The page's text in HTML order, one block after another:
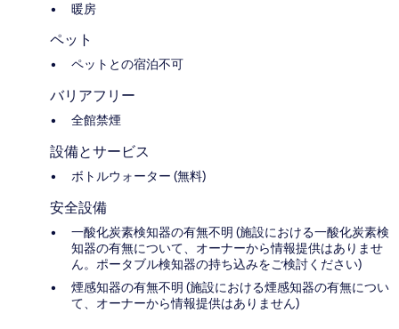
暖房
ペット
ペットとの宿泊不可
バリアフリー
全館禁煙
設備とサービス
ボトルウォーター (無料)
安全設備
一酸化炭素検知器の有無不明 (施設における一酸化炭素検
知器の有無について、オーナーから情報提供はありませ
ん。ポータブル検知器の持ち込みをご検討ください)
煙感知器の有無不明 (施設における煙感知器の有無につい
て、オーナーから情報提供はありません)